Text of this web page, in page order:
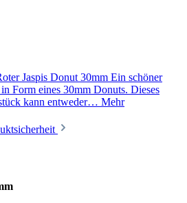
Jaspis Donut 30mm Ein schöner
Form eines 30mm Donuts. Dieses
kann entweder… Mehr